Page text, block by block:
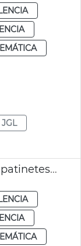
JGL
Campaña control inscripción patinetes València